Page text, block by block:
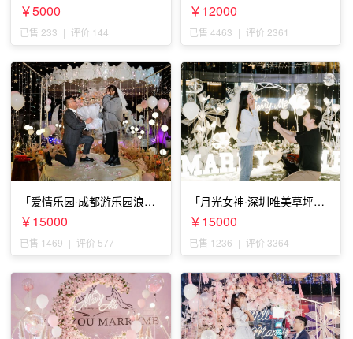
￥5000
已售 233 | 评价 144
婚」
￥12000
已售 4463 | 评价 2361
「爱情乐园·成都游乐园浪漫
求婚」
￥15000
已售 1469 | 评价 577
「月光女神·深圳唯美草坪浪
漫求婚」
￥15000
已售 1236 | 评价 3364